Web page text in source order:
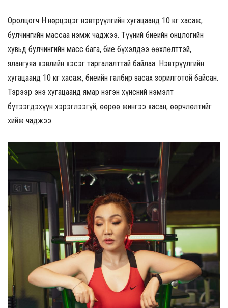
Оролцогч Н.Өнөрцэцэг нэвтрүүлгийн хугацаанд 10 кг хасаж,
булчингийн массаа нэмж чаджээ. Түүний биеийн онцлогийн
хувьд булчингийн масс бага, бие бүхэлдээ өөхлөлттэй,
ялангуяа хэвлийн хэсэг таргалалттай байлаа. Нэвтрүүлгийн
хугацаанд 10 кг хасаж, биеийн галбир засах зорилготой байсан.
Тэрээр энэ хугацаанд ямар нэгэн хүнсний нэмэлт
бүтээгдэхүүн хэрэглээгүй, өөрөө жингээ хасан, өөрчлөлтийг
хийж чаджээ.